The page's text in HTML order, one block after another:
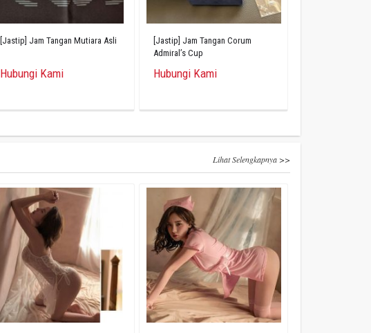
[Jastip] Jam Tangan Mutiara Asli
Hubungi Kami
[Jastip] Jam Tangan Corum
Admiral’s Cup
Hubungi Kami
Lihat Selengkapnya >>